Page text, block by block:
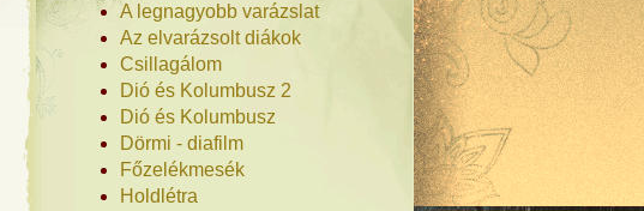
A legnagyobb varázslat
Az elvarázsolt diákok
Csillagálom
Dió és Kolumbusz 2
Dió és Kolumbusz
Dörmi - diafilm
Főzelékmesék
Holdlétra